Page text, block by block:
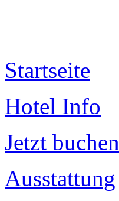
Startseite
Hotel Info
Jetzt buchen
Ausstattung